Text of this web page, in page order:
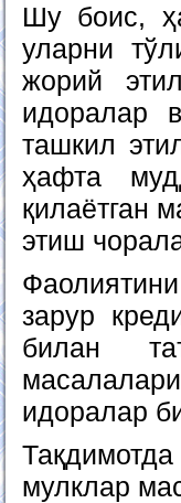
Шу боис,
уларни
жорий
идоралар
ташкил
ҳафта
қилаётган
этиш
зарур
билан
идоралар
мулклар